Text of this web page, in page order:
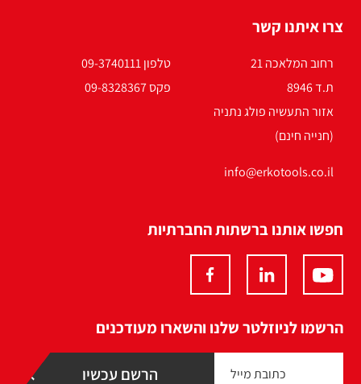
צרו איתנו קשר
רחוב המלאכה 21
ת.ד 8946
אזור התעשיה פולג נתניה
(חנייה חינם)
טלפון 09-3740111
פקס 09-8328367
info@erkotools.co.il
חפשו אותנו ברשתות החברתיות
הרשמו לניוזלטר שלנו והשארו מעודכנים